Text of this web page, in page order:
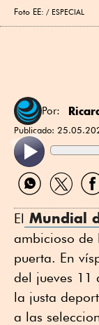
Foto EE: ESPECIAL
Por:
Publicado:
Compartir
por
Compartir
por
por
El Mundial
ambicioso de
puerta. En
del jueves 11
la justa
a las